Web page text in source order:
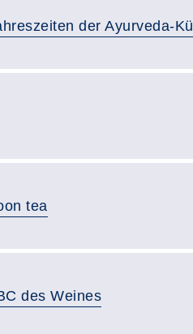
der Ayurveda-
tea
des Weines